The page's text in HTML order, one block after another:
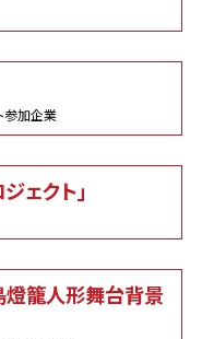
加企業
ェクト」
燈籠人形舞台背景